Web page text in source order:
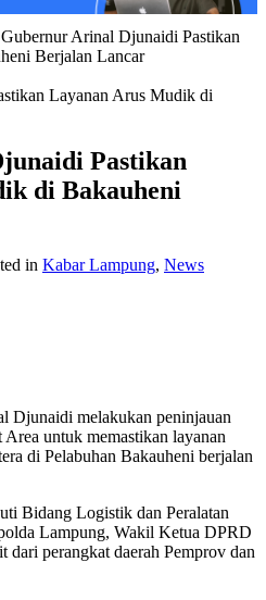
Gubernur Arinal Djunaidi Pastikan
Berjalan Lancar
Pastikan
di Bakauheni
in Kabar Lampung, News
melakukan peninjauan
untuk memastikan layanan
di Pelabuhan Bakauheni berjalan
Bidang Logistik dan Peralatan
Lampung, Wakil Ketua DPRD
dari perangkat daerah Pemprov dan